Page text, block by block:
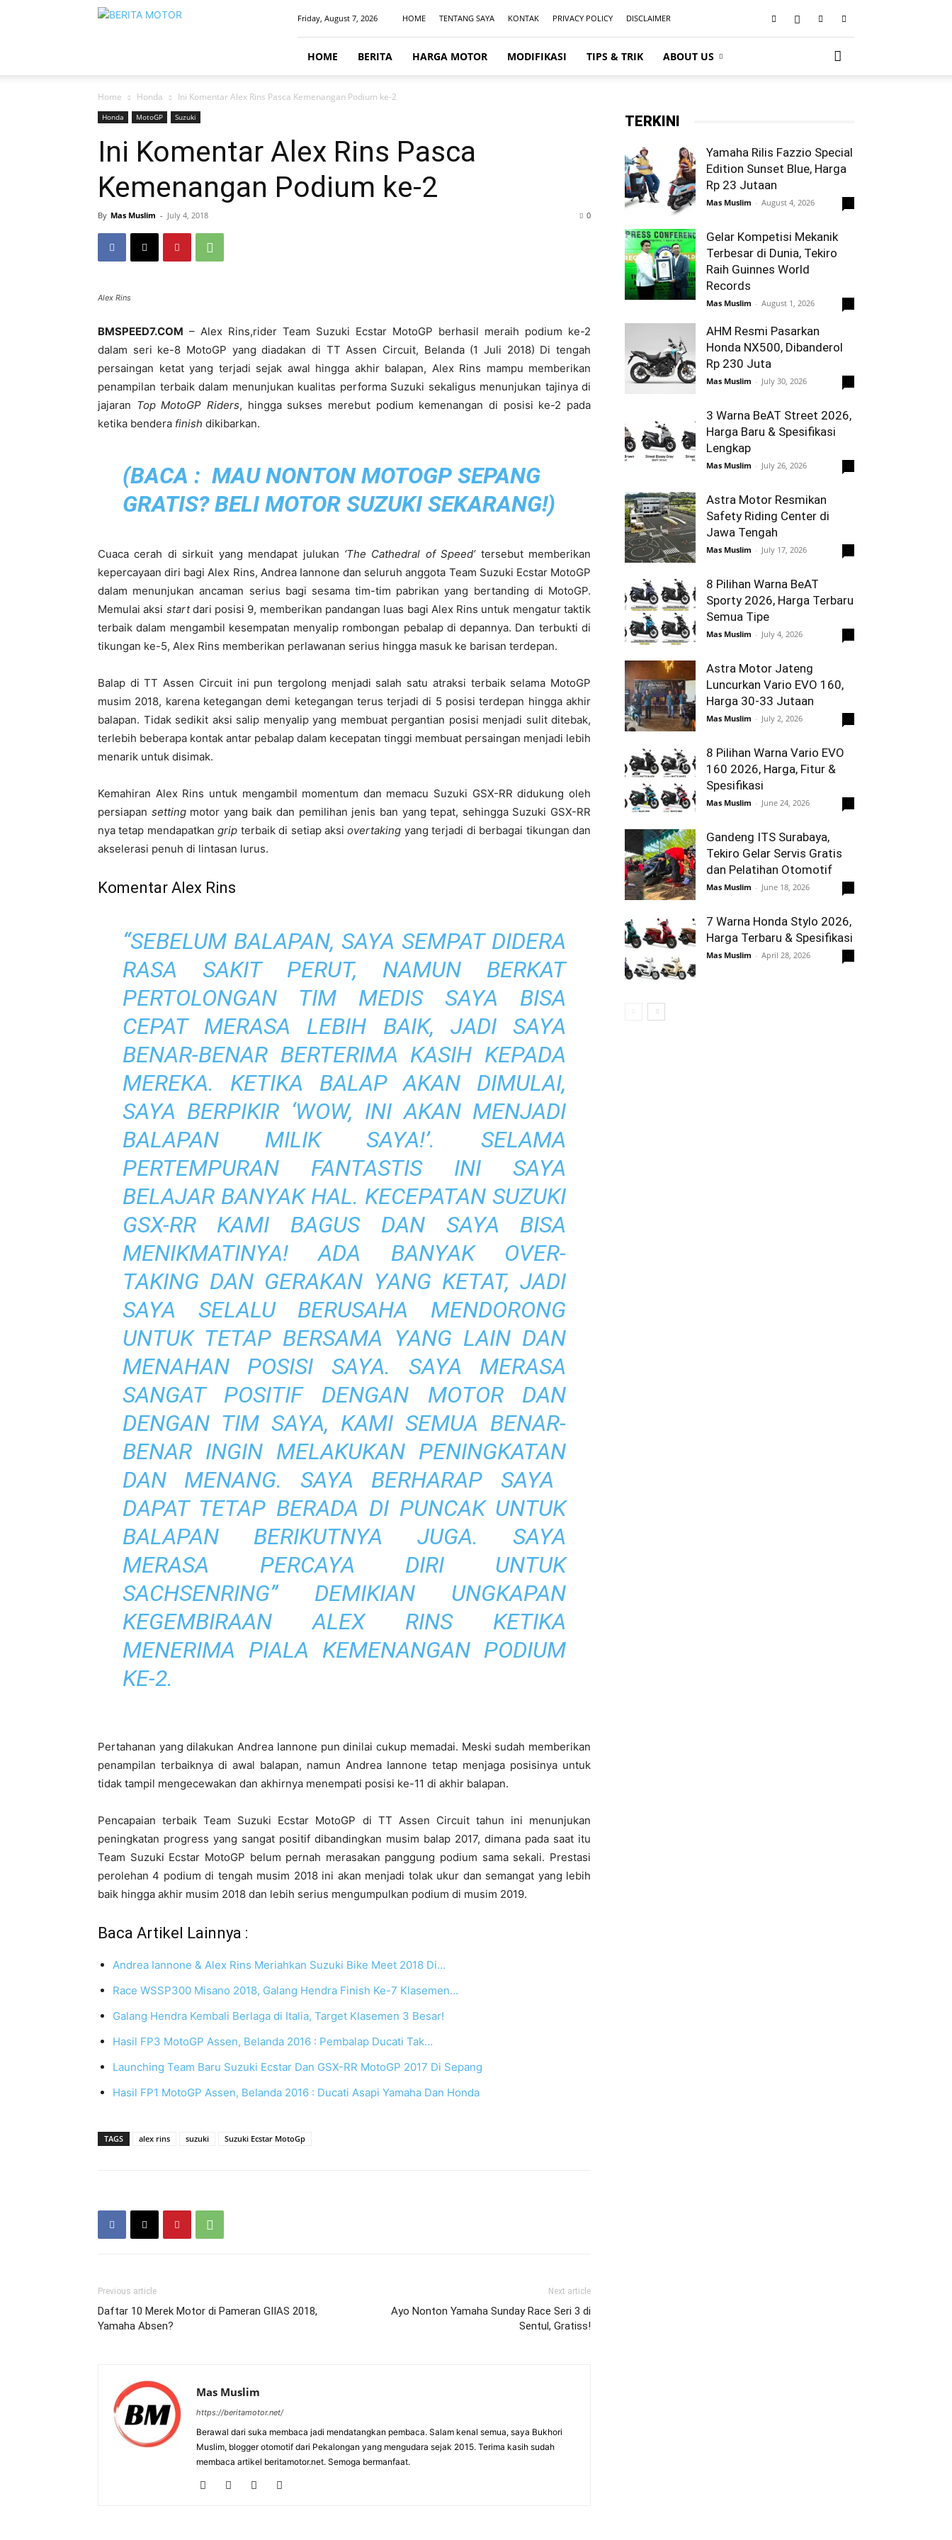
BERITAMOTOR.NET
Friday, August 7, 2026 HOME TENTANG SAYA KONTAK PRIVACY POLICY DISCLAIMER
HOME BERITA HARGA MOTOR MODIFIKASI TIPS & TRIK ABOUT US
Home Honda Ini Komentar Alex Rins Pasca Kemenangan Podium ke-2
Honda MotoGP Suzuki
Ini Komentar Alex Rins Pasca
Kemenangan Podium ke-2
By Mas Muslim - July 4, 2018 0
Alex Rins
BMSPEED7.COM – Alex Rins,rider Team Suzuki Ecstar MotoGP berhasil meraih podium ke-2
dalam seri ke-8 MotoGP yang diadakan di TT Assen Circuit, Belanda (1 Juli 2018) Di tengah
persaingan ketat yang terjadi sejak awal hingga akhir balapan, Alex Rins mampu memberikan
penampilan terbaik dalam menunjukan kualitas performa Suzuki sekaligus menunjukan tajinya di
jajaran Top MotoGP Riders, hingga sukses merebut podium kemenangan di posisi ke-2 pada
ketika bendera finish dikibarkan.
(BACA : MAU NONTON MOTOGP SEPANG
GRATIS? BELI MOTOR SUZUKI SEKARANG!)
Cuaca cerah di sirkuit yang mendapat julukan ‘The Cathedral of Speed’tersebut memberikan
kepercayaan diri bagi Alex Rins, Andrea Iannone dan seluruh anggota Team Suzuki Ecstar MotoGP
dalam menunjukan ancaman serius bagi sesama tim-tim pabrikan yang bertanding di MotoGP.
Memulai aksi startdari posisi 9, memberikan pandangan luas bagi Alex Rins untuk mengatur taktik
terbaik dalam mengambil kesempatan menyalip rombongan pebalap di depannya. Dan terbukti di
tikungan ke-5, Alex Rins memberikan perlawanan serius hingga masuk ke barisan terdepan.
Balap di TT Assen Circuit ini pun tergolong menjadi salah satu atraksi terbaik selama MotoGP
musim 2018, karena ketegangan demi ketegangan terus terjadi di 5 posisi terdepan hingga akhir
balapan. Tidak sedikit aksi salip menyalip yang membuat pergantian posisi menjadi sulit ditebak,
terlebih beberapa kontak antar pebalap dalam kecepatan tinggi membuat persaingan menjadi lebih
menarik untuk disimak.
Kemahiran Alex Rins untuk mengambil momentum dan memacu Suzuki GSX-RR didukung oleh
persiapan settingmotor yang baik dan pemilihan jenis ban yang tepat, sehingga Suzuki GSX-RR
nya tetap mendapatkangrip terbaik di setiap aksiovertaking yang terjadi di berbagai tikungan dan
akselerasi penuh di lintasan lurus.
Komentar Alex Rins
“SEBELUM BALAPAN, SAYA SEMPAT DIDERA
RASA SAKIT PERUT, NAMUN BERKAT
PERTOLONGAN TIM MEDIS SAYA BISA
CEPAT MERASA LEBIH BAIK, JADI SAYA
BENAR-BENAR BERTERIMA KASIH KEPADA
MEREKA. KETIKA BALAP AKAN DIMULAI,
SAYA BERPIKIR ‘WOW, INI AKAN MENJADI
BALAPAN MILIKSAYA!’.SELAMA
PERTEMPURAN FANTASTIS INI SAYA
BELAJAR BANYAK HAL. KECEPATANSUZUKI
GSX-RRKAMI BAGUS DAN SAYA BISA
MENIKMATINYA! ADA BANYAK OVER-
TAKING DAN GERAKAN YANG KETAT, JADI
SAYA SELALU BERUSAHA MENDORONG
UNTUK TETAP BERSAMA YANG LAIN DAN
MENAHAN POSISI SAYA. SAYA MERASA
SANGAT POSITIF DENGAN MOTOR DAN
DENGAN TIM SAYA, KAMI SEMUA BENAR-
BENAR INGIN MELAKUKAN PENINGKATAN
DAN MENANG. SAYA BERHARAP SAYA
DAPAT TETAP BERADA DI PUNCAK UNTUK
BALAPAN BERIKUTNYA JUGA. SAYA
MERASA PERCAYA DIRI UNTUK
SACHSENRING”DEMIKIAN UNGKAPAN
KEGEMBIRAAN ALEX RINS KETIKA
MENERIMA PIALA KEMENANGAN PODIUM
KE-2.
Pertahanan yang dilakukan Andrea Iannone pun dinilai cukup memadai. Meski sudah memberikan
penampilan terbaiknya di awal balapan, namun Andrea Iannone tetap menjaga posisinya untuk
tidak tampil mengecewakan dan akhirnya menempati posisi ke-11 di akhir balapan.
Pencapaian terbaik Team Suzuki Ecstar MotoGP di TT Assen Circuit tahun ini menunjukan
peningkatan progress yang sangat positif dibandingkan musim balap 2017, dimana pada saat itu
Team Suzuki Ecstar MotoGP belum pernah merasakan panggung podium sama sekali. Prestasi
perolehan 4 podium di tengah musim 2018 ini akan menjadi tolak ukur dan semangat yang lebih
baik hingga akhir musim 2018 dan lebih serius mengumpulkan podium di musim 2019.
Baca Artikel Lainnya :
Andrea Iannone & Alex Rins Meriahkan Suzuki Bike Meet 2018 Di…
Race WSSP300 Misano 2018, Galang Hendra Finish Ke-7 Klasemen…
Galang Hendra Kembali Berlaga di Italia, Target Klasemen 3 Besar!
Hasil FP3 MotoGP Assen, Belanda 2016 : Pembalap Ducati Tak…
Launching Team Baru Suzuki Ecstar Dan GSX-RR MotoGP 2017 Di Sepang
Hasil FP1 MotoGP Assen, Belanda 2016 : Ducati Asapi Yamaha Dan Honda
TAGS alex rins suzuki Suzuki Ecstar MotoGp
Previous article
Daftar 10 Merek Motor di Pameran GIIAS 2018,
Yamaha Absen?
Next article
Ayo Nonton Yamaha Sunday Race Seri 3 di
Sentul, Gratiss!
Mas Muslim
https://beritamotor.net/
Berawal dari suka membaca jadi mendatangkan pembaca. Salam kenal semua, saya Bukhori
Muslim, blogger otomotif dari Pekalongan yang mengudara sejak 2015. Terima kasih sudah
membaca artikel beritamotor.net. Semoga bermanfaat.
TERKINI
Yamaha Rilis Fazzio Special
Edition Sunset Blue, Harga
Rp 23 Jutaan
Mas Muslim - August 4, 2026
Gelar Kompetisi Mekanik
Terbesar di Dunia, Tekiro
Raih Guinnes World
Records
Mas Muslim - August 1, 2026
AHM Resmi Pasarkan
Honda NX500, Dibanderol
Rp 230 Juta
Mas Muslim - July 30, 2026
3 Warna BeAT Street 2026,
Harga Baru & Spesifikasi
Lengkap
Mas Muslim - July 26, 2026
Astra Motor Resmikan
Safety Riding Center di
Jawa Tengah
Mas Muslim - July 17, 2026
8 Pilihan Warna BeAT
Sporty 2026, Harga Terbaru
Semua Tipe
Mas Muslim - July 4, 2026
Astra Motor Jateng
Luncurkan Vario EVO 160,
Harga 30-33 Jutaan
Mas Muslim - July 2, 2026
8 Pilihan Warna Vario EVO
160 2026, Harga, Fitur &
Spesifikasi
Mas Muslim - June 24, 2026
Gandeng ITS Surabaya,
Tekiro Gelar Servis Gratis
dan Pelatihan Otomotif
Mas Muslim - June 18, 2026
7 Warna Honda Stylo 2026,
Harga Terbaru & Spesifikasi
Mas Muslim - April 28, 2026